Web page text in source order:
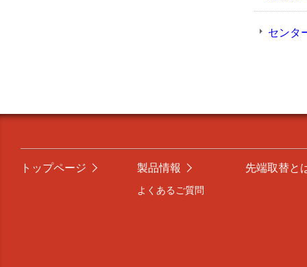
センタ
トップページ 製品情報
よくあるご質問
先端取替と